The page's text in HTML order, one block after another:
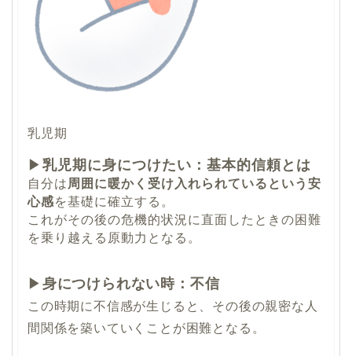
乳児期
▶乳児期に身につけたい：基本的信頼とは
自分は周囲に暖かく受け入れられているという安
心感を基礎に確立する。
これがその後の危機的状況に直面したときの困難
を乗り越える原動力となる。
▶身につけられない時：不信
この時期に不信感が生じると、その後の親密な人
間関係を築いていくことが困難となる。